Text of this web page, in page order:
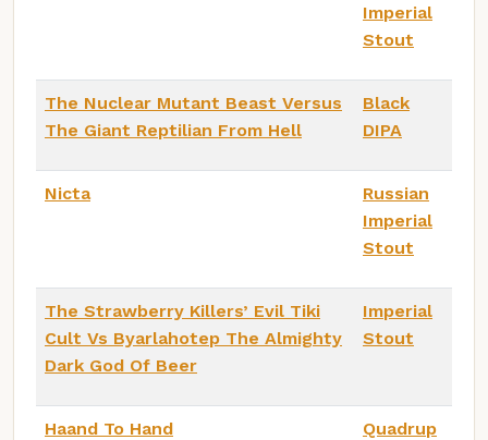
Imperial
Stout
The Nuclear Mutant Beast Versus
The Giant Reptilian From Hell
Black
DIPA
Nicta
Russian
Imperial
Stout
The Strawberry Killers’ Evil Tiki
Cult Vs Byarlahotep The Almighty
Dark God Of Beer
Imperial
Stout
Haand To Hand
Quadrup